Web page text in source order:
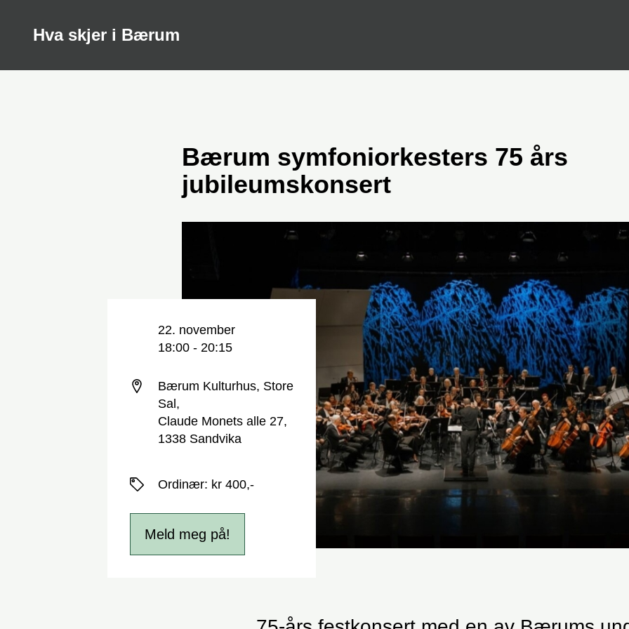
Hva skjer i Bærum
Bærum symfoniorkesters 75 års
jubileumskonsert
22. november
18:00 - 20:15
Bærum Kulturhus, Store
Sal,
Claude Monets alle 27,
1338 Sandvika
Ordinær: kr 400,-
Meld meg på!